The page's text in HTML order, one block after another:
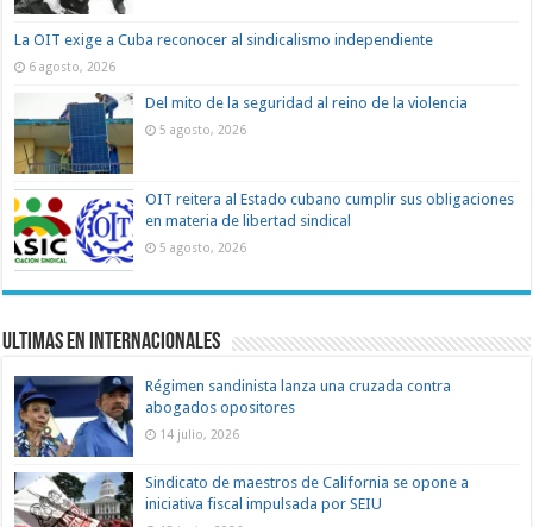
La OIT exige a Cuba reconocer al sindicalismo independiente
6 agosto, 2026
Del mito de la seguridad al reino de la violencia
5 agosto, 2026
OIT reitera al Estado cubano cumplir sus obligaciones
en materia de libertad sindical
5 agosto, 2026
Ultimas en Internacionales
Régimen sandinista lanza una cruzada contra
abogados opositores
14 julio, 2026
Sindicato de maestros de California se opone a
iniciativa fiscal impulsada por SEIU